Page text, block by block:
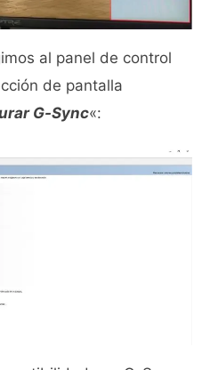
al panel de control
de pantalla
G-Sync«: